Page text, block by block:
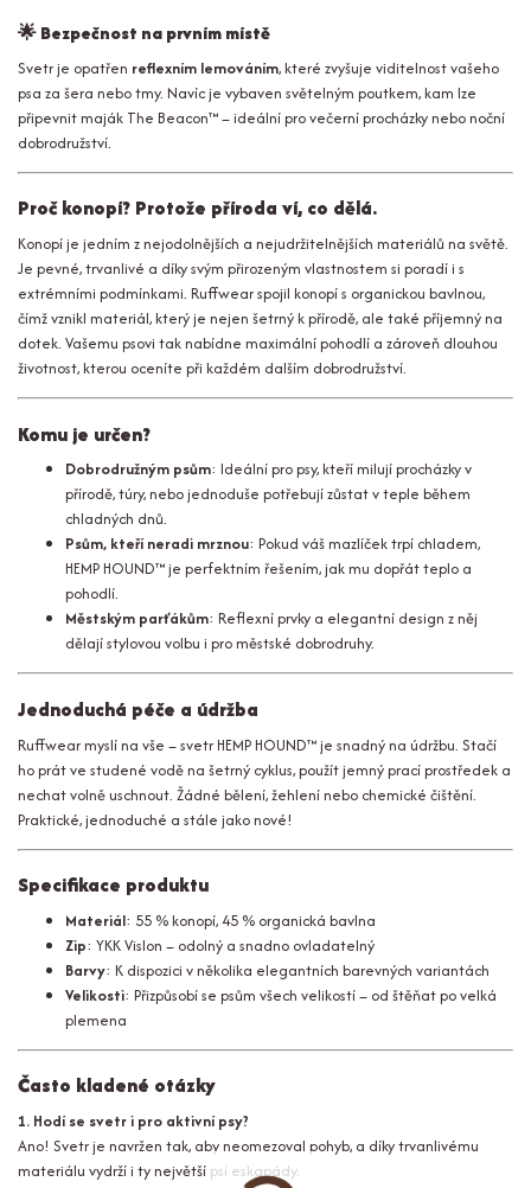
🌟Bezpečnost na prvním místě
Svetr je opatřen reflexním lemováním, které zvyšuje viditelnost vašeho
psa za šera nebo tmy. Navíc je vybaven světelným poutkem, kam lze
připevnit maják The Beacon™ – ideální pro večerní procházky nebo noční
dobrodružství.
Proč konopí? Protože příroda ví, co dělá.
Konopí je jedním z nejodolnějších a nejudržitelnějších materiálů na světě.
Je pevné, trvanlivé a díky svým přirozeným vlastnostem si poradí i s
extrémními podmínkami. Ruffwear spojil konopí s organickou bavlnou,
čímž vznikl materiál, který je nejen šetrný k přírodě, ale také příjemný na
dotek. Vašemu psovi tak nabídne maximální pohodlí a zároveň dlouhou
životnost, kterou oceníte při každém dalším dobrodružství.
Komu je určen?
Dobrodružným psům: Ideální pro psy, kteří milují procházky v
přírodě, túry, nebo jednoduše potřebují zůstat v teple během
chladných dnů.
Psům, kteří neradi mrznou: Pokud váš mazlíček trpí chladem,
HEMP HOUND™ je perfektním řešením, jak mu dopřát teplo a
pohodlí.
Městským parťákům: Reflexní prvky a elegantní design z něj
dělají stylovou volbu i pro městské dobrodruhy.
Jednoduchá péče a údržba
Ruffwear myslí na vše – svetr HEMP HOUND™ je snadný na údržbu. Stačí
ho prát ve studené vodě na šetrný cyklus, použít jemný prací prostředek a
nechat volně uschnout. Žádné bělení, žehlení nebo chemické čištění.
Praktické, jednoduché a stále jako nové!
Specifikace produktu
Materiál: 55 % konopí, 45 % organická bavlna
Zip: YKK Vislon – odolný a snadno ovladatelný
Barvy: K dispozici v několika elegantních barevných variantách
Velikosti: Přizpůsobí se psům všech velikostí – od štěňat po velká
plemena
Často kladené otázky
1. Hodí se svetr i pro aktivní psy?
Ano! Svetr je navržen tak, aby neomezoval pohyb, a díky trvanlivému
materiálu vydrží i ty největší psí eskapády.